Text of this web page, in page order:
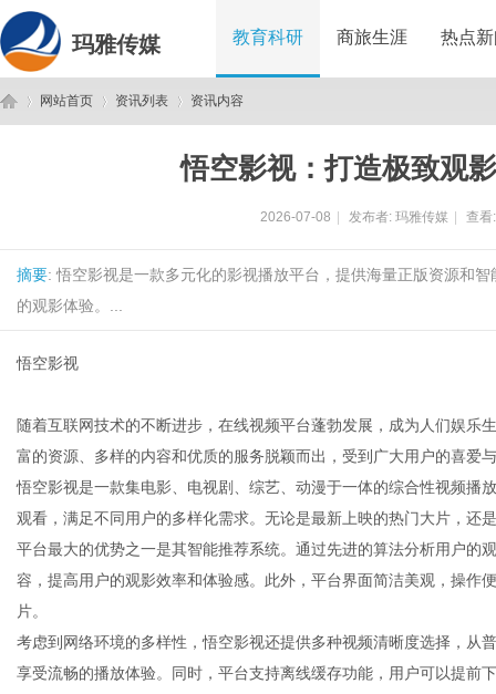
玛雅传媒 教育科研 商旅生涯 热点
网站首页 资讯列表 资讯内容
悟空影视：打造极致观
2026-07-08 发布者: 玛雅传媒 查
摘要: 悟空影视是一款多元化的影视播放平台，提供海量正版资源和
的观影体验。...
悟空影视
随着互联网技术的不断进步，在线视频平台蓬勃发展，成为人们娱乐
富的资源、多样的内容和优质的服务脱颖而出，受到广大用户的喜爱
悟空影视是一款集电影、电视剧、综艺、动漫于一体的综合性视频播
观看，满足不同用户的多样化需求。无论是最新上映的热门大片，还
平台最大的优势之一是其智能推荐系统。通过先进的算法分析用户的
容，提高用户的观影效率和体验感。此外，平台界面简洁美观，操作
片。
考虑到网络环境的多样性，悟空影视还提供多种视频清晰度选择，从
享受流畅的播放体验。同时，平台支持离线缓存功能，用户可以提前